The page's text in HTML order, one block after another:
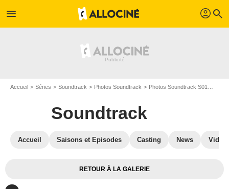
menu profil search
Accueil Séries Soundtrack Photos Soundtrack Photos Soundtrack S01
Soundtrack
Accueil Saisons et Episodes Casting News
RETOUR À LA GALERIE